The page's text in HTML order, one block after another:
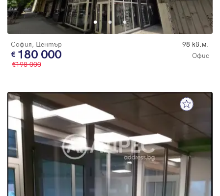
София, Център 98 кв.м.
180 000
Офис
198 000
Парола
Забравена парола
Регистрация